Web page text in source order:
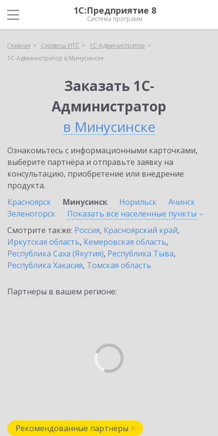
1С:Предприятие 8
Система программ
Главная Сервисы ИТС
1С-Администратор
1С-Администратор в Минусинске
Заказать 1С-
Администратор
в Минусинске
Ознакомьтесь с информационными карточками,
выберите партнёра и отправьте заявку на
консультацию, приобретение или внедрение
продукта.
Красноярск
Минусинск Норильск
Ачинск
Зеленогорск
Показать все населенные пункты
Смотрите также: Россия, Красноярский край,
Иркутская область, Кемеровская область,
Республика Саха (Якутия), Республика Тыва,
Республика Хакасия, Томская область
Партнеры в вашем регионе:
Рекомендованные партнеры